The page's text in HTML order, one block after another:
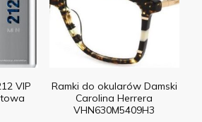
VIP
Ramki do okularów Damski
Carolina Herrera
VHN630M5409H3